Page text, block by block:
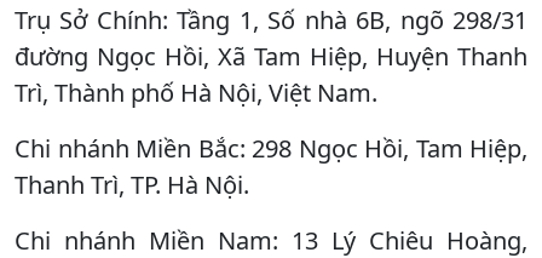
Trụ Sở Chính: Tầng 1, Số nhà 6B, ngõ 298/31
đường Ngọc Hồi, Xã Tam Hiệp, Huyện Thanh
Trì, Thành phố Hà Nội, Việt Nam.
Chi nhánh Miền Bắc: 298 Ngọc Hồi, Tam Hiệp,
Thanh Trì, TP. Hà Nội.
Chi nhánh Miền Nam: 13 Lý Chiêu Hoàng,